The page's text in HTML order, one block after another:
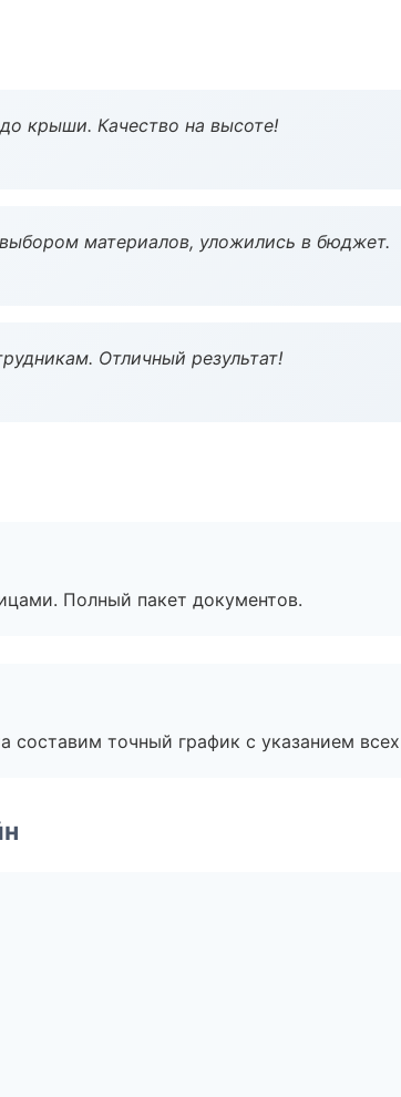
крыши. Качество на высоте!
материалов, уложились в бюджет.
Отличный результат!
Полный пакет документов.
составим точный график с указанием всех